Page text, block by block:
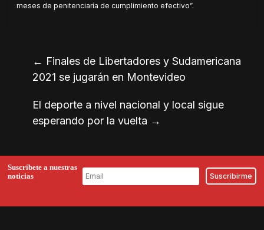
meses de penitenciaría de cumplimiento efectivo”.
← Finales de Libertadores y Sudamericana
2021 se jugarán en Montevideo
El deporte a nivel nacional y local sigue
esperando por la vuelta →
Suscríbete a nuestras
noticias